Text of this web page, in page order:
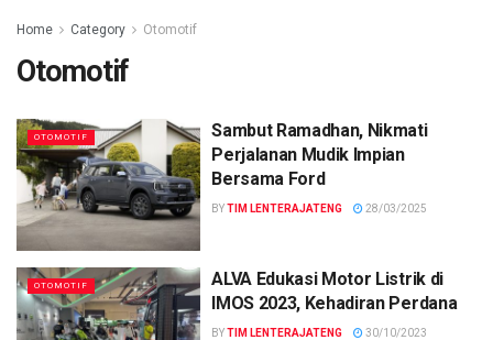
Home Category Otomotif
Otomotif
OTOMOTIF
Sambut Ramadhan, Nikmati
Perjalanan Mudik Impian
Bersama Ford
BYTIM LENTERAJATENG 28/03/2025
OTOMOTIF
ALVA Edukasi Motor Listrik di
IMOS 2023, Kehadiran Perdana
BYTIM LENTERAJATENG 30/10/2023